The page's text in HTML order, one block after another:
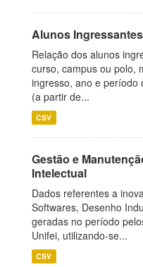
Alunos
Relação dos alunos
curso, campus ou polo,
ingresso, ano e período
(a partir de...
CSV
Gestão e
Intelectual
Dados referentes a
Softwares, Desenho
geradas no período
Unifei, utilizando-se...
CSV